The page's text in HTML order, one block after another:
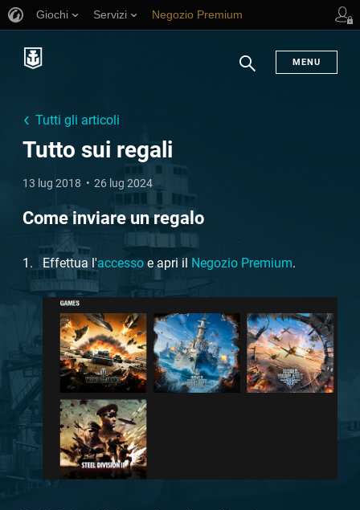
Giochi Servizi Negozio Premium
Ricerca
MENU
Tutti gli articoli
Tutto sui regali
13 lug 2018 26 lug 2024
Come inviare un regalo
Effettua l'accesso e apri il Negozio Premium.